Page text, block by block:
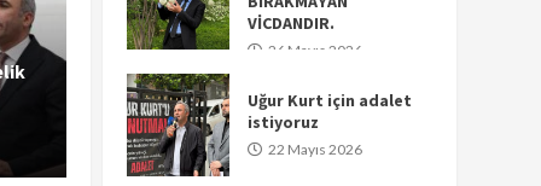
VİCDANDIR.
26 Mayıs 2026
Uğur Kurt için adalet
istiyoruz
22 Mayıs 2026